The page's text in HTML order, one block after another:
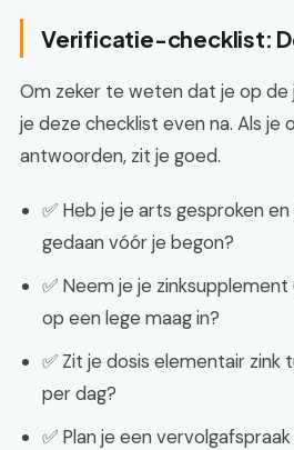
Verificatie-checklist:
Om zeker te weten dat je op
je deze checklist even na. Als je
antwoorden, zit je goed.
✅ Heb je je arts gesproken
gedaan vóór je begon?
✅ Neem je je
op een lege maag in?
✅ Zit je dosis elementair zink
per dag?
✅ Plan je een